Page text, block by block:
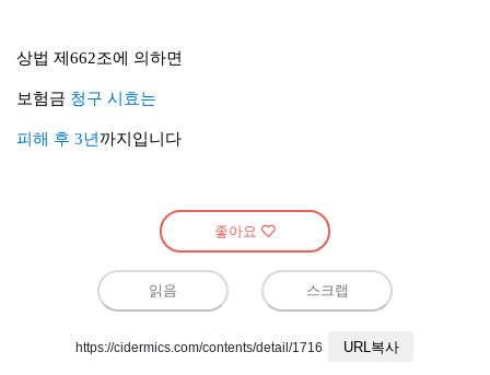
상법 제662조에 의하면
보험금 청구 시효는
피해 후 3년까지 입니다
좋아요
읽음 스크랩
https://cidermics.com/contents/detail/1716 URL복사